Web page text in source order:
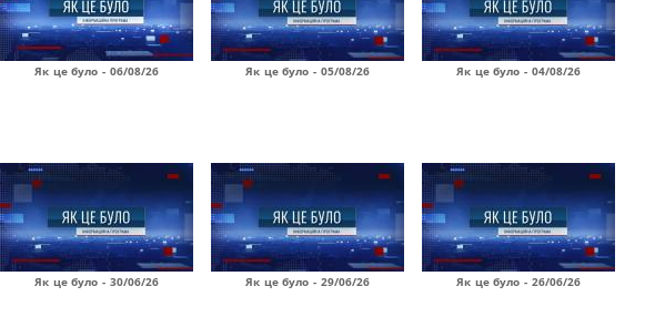
Як це було - 06/08/26 Як це було - 05/08/26 Як це було - 04/08/26
Як це було - 30/06/26 Як це було - 29/06/26 Як це було - 26/06/26